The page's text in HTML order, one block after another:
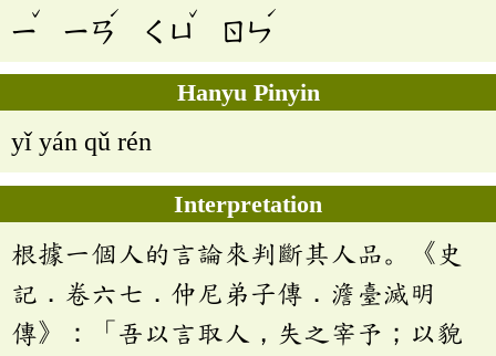
ㄧ
ˇ
ㄧㄢ
ˊ
ㄑㄩ
ˇ
ㄖㄣ
ˊ
Hanyu Pinyin
yǐ yán qǔ rén
Interpretation
根據一個人的言論來判斷其人品。《史
記．卷六七．仲尼弟子傳．澹臺滅明
傳》：「吾以言取人，失之宰予；以貌